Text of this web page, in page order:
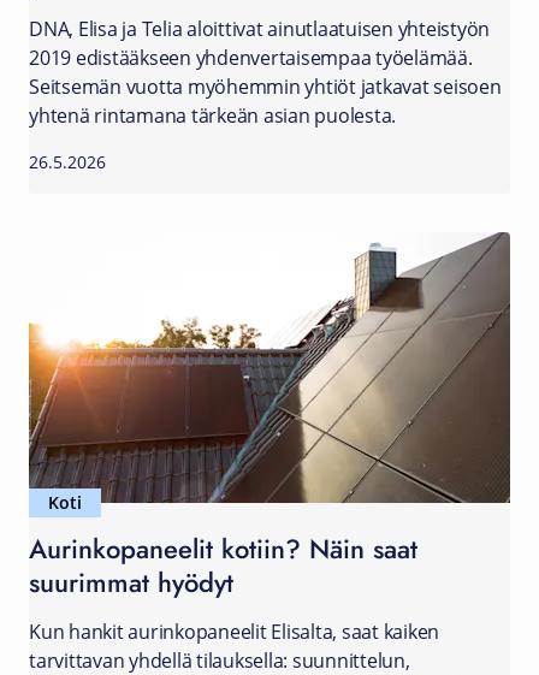
DNA, Elisa ja Telia aloittivat ainutlaatuisen yhteistyön
2019 edistääkseen yhdenvertaisempaa työelämää.
Seitsemän vuotta myöhemmin yhtiöt jatkavat seisoen
yhtenä rintamana tärkeän asian puolesta.
26.5.2026
Koti
Aurinkopaneelit kotiin? Näin saat
suurimmat hyödyt
Kun hankit aurinkopaneelit Elisalta, saat kaiken
tarvittavan yhdellä tilauksella: suunnittelun,